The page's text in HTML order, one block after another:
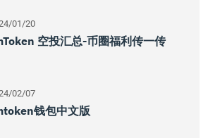
01/20
空投汇总-币圈福利传一传
02/07
钱包中文版